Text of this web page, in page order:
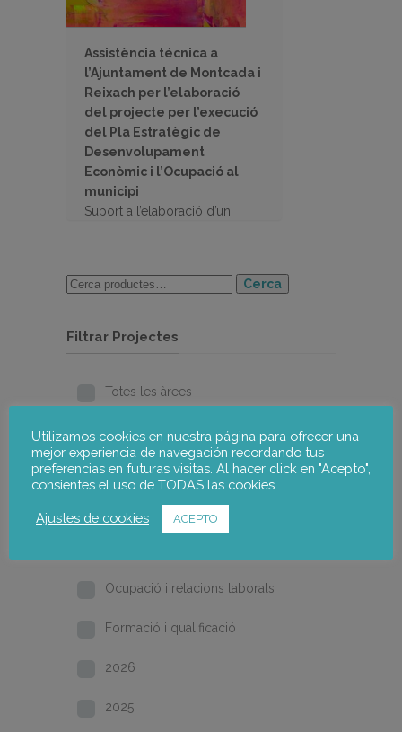
Assistència técnica a
l’Ajuntament de Montcada i
Reixach per l’elaboració
del projecte per l’execució
del Pla Estratègic de
Desenvolupament
Econòmic i l’Ocupació al
municipi
Suport a l’elaboració d’un
Cerca
Filtrar Projectes
Totes les àrees
Pobresa i inclusió social
Gènere
Desenvolupament local
Ocupació i relacions laborals
Formació i qualificació
2026
2025
Utilizamos cookies en nuestra página para ofrecer una
mejor experiencia de navegación recordando tus
preferencias en futuras visitas. Al hacer click en "Acepto",
consientes el uso de TODAS las cookies.
Ajustes de cookies ACEPTO